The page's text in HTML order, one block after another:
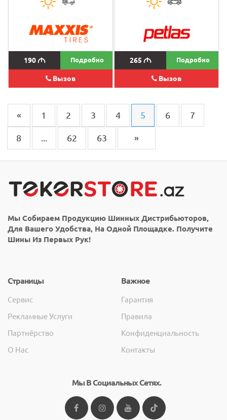
190M Подробно
Вызов
265 M Подробно
Вызов
« 1 2 3 4 5 6 7
8 ... 62 63 »
Мы Собираем Продукцию Шинных Дистрибьюторов,
Для Вашего Удобства, На Одной Площадке. Получите
Шины Из Первых Рук!
Страницы
Сервис
Рекламные Услуги
Партнёрство
О Нас
Важное
Гарантия
Правила
Конфиденциальность
Контакты
Мы В Социальных Сетях.